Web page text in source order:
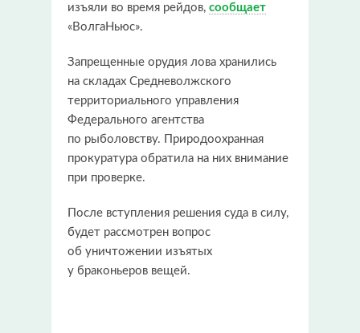
изъяли во время рейдов, сообщает
«ВолгаНьюс».
Запрещенные орудия лова хранились
на складах Средневолжского
территориального управления
Федерального агентства
по рыболовству. Природоохранная
прокуратура обратила на них внимание
при проверке.
После вступления решения суда в силу,
будет рассмотрен вопрос
об уничтожении изъятых
у браконьеров вещей.